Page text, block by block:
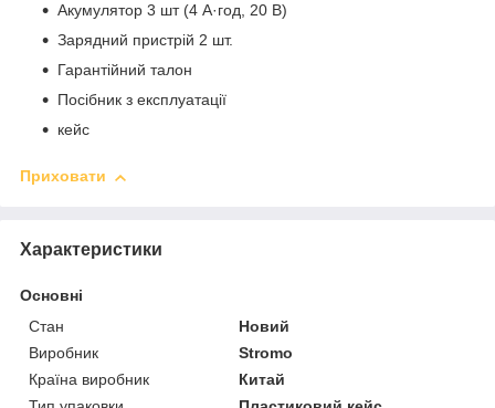
Акумулятор 3 шт (4 А·год, 20 В)
Зарядний пристрій 2 шт.
Гарантійний талон
Посібник з експлуатації
кейс
Приховати
Характеристики
Основні
Стан
Новий
Виробник
Stromo
Країна виробник
Китай